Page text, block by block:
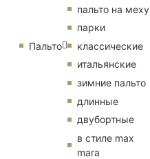
Пальто
пальто на меху
парки
классические
итальянские
зимние пальто
длинные
двубортные
в стиле max
mara